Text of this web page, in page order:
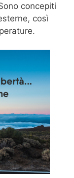
concepiti
così